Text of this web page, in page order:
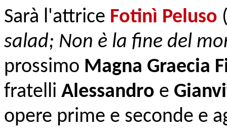
Sarà l'attrice Fotinì Peluso
salad; Non è la fine del
prossimo Magna Graecia
fratelli Alessandro e
opere prime e seconde e